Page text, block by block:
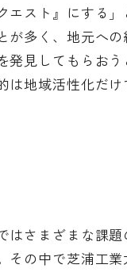
エスト』にする
が多く、地元へ
見してもらお
地域活性化だ
はさまざまな課
の中で芝浦工業